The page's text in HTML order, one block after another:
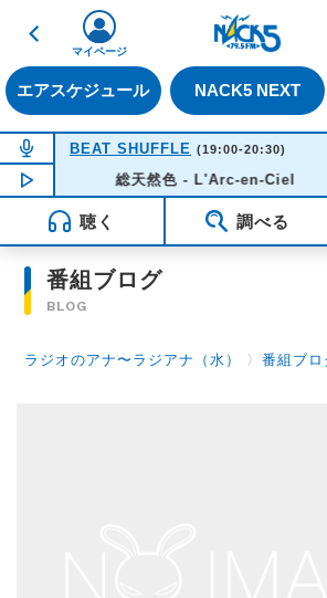
戻る
エアスケジュール NACK5 NEXT
マイページ
NOW ON AIR
BEAT SHUFFLE (19:00-20:30)
NOW PLAYING19:15
総天然色 - L'Arc-en-Ciel
聴く 調べる
番組ブログ
BLOG
ラジオのアナ〜ラジアナ（水） 〉番組ブロ